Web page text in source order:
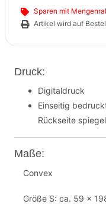
Sparen mit
Artikel wird auf
Druck:
Digitaldruck
Einseitig
Rückseite
Maße:
Convex
Größe S: ca. 59 x